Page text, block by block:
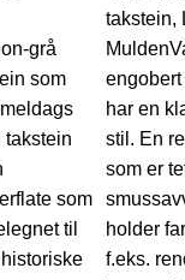
grå
som
takstein
som
til
takstein,
har en
stil. En
som er
holder
f.eks.